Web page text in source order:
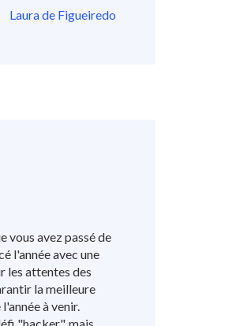
Laura de Figueiredo
vous avez passé de
l'année avec une
les attentes des
la meilleure
à venir.